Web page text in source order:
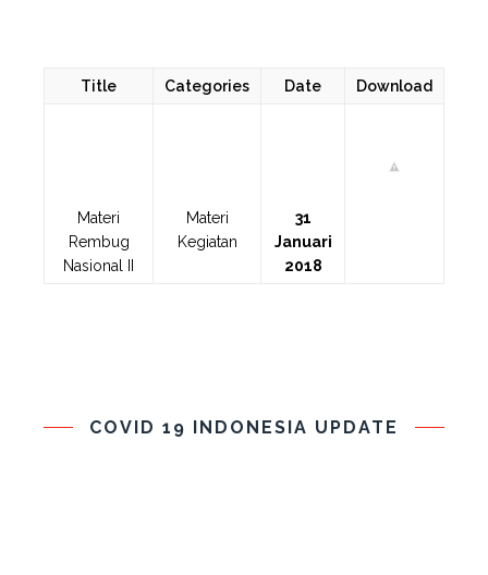
Title Categories Date Download
Materi
Rembug
Nasional II
Materi
Kegiatan
31
Januari
2018
COVID 19 INDONESIA UPDATE